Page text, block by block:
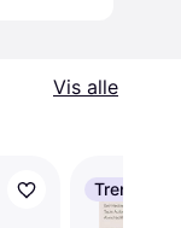
Vis alle
Trender